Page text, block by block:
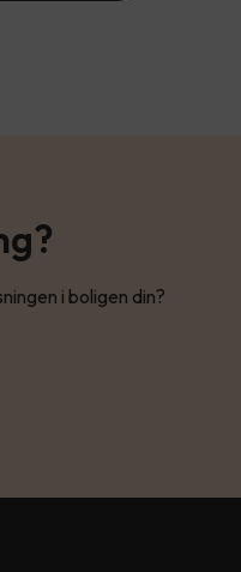
i boligen din?